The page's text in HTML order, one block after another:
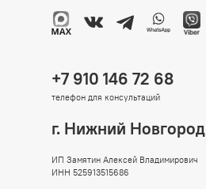
+7 910 146 72 68
телефон для консультаций
г. Нижний Новгород
ИП Замятин Алексей Владимирович
ИНН 525913515686